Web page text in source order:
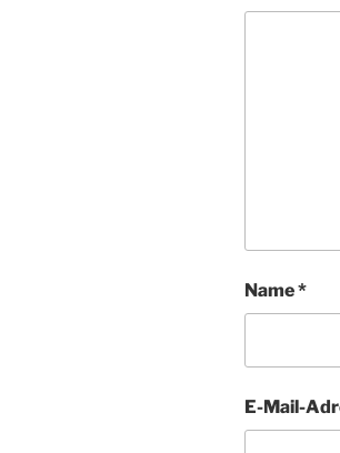
Name*
E-Mail-